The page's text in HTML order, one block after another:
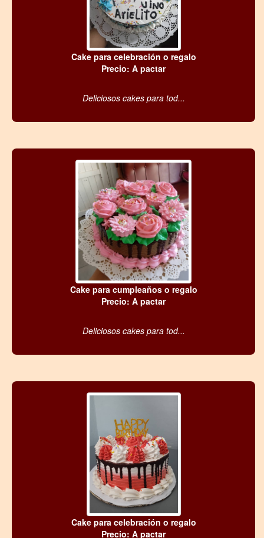
Cake para celebración o regalo
Precio: A pactar
Deliciosos cakes para tod...
Cake para cumpleaños o regalo
Precio: A pactar
Deliciosos cakes para tod...
Cake para celebración o regalo
Precio: A pactar